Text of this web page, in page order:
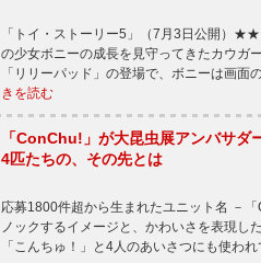
「トイ・ストーリー5」（7月3日公開）
の少女ボニーの成長を見守ってきたカウガ
「リリーパッド」の登場で、ボニーは画
きを読む
「ConChu!」が大昆虫展アンバサダ
4匹たちの、その先とは
応募1800件超から生まれたユニット名 －
ノックするイメージと、かわいさを表現し
「こんちゅ！」と4人のあいさつにも使わ